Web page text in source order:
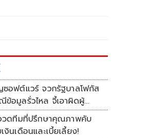
ซอฟต์แวร์ จวกรัฐบาลโฟกัส
อมูลรั่วไหล จี้เอาผิดผู้
ของระบบตามกฎหมาย
ดทีมที่ปรึกษาคุณภาพคับ
งินเดือนและเบี้ยเลี้ยง!